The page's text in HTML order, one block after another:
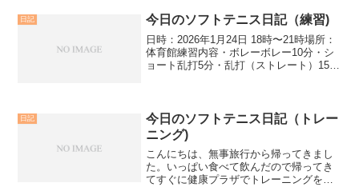
が...
日記 今日のソフトテニス日記（練習)
日時：2026年1月24日 18時〜21時場所：
体育館練習内容・ボレーボレー10分・シ
ョート乱打5分・乱打（ストレート）15
後衛やダ...
日記
今日のソフトテニス日記（トレー
ニング)
こんにちは、無事旅行から帰ってきまし
た。いっぱい食べて飲んだので帰ってき
てすぐに健康プラザでトレーニングを行